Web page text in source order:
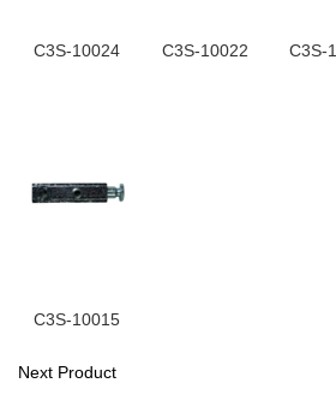
C3S-10024 C3S-10022 C3S-
C3S-10015
Next Product